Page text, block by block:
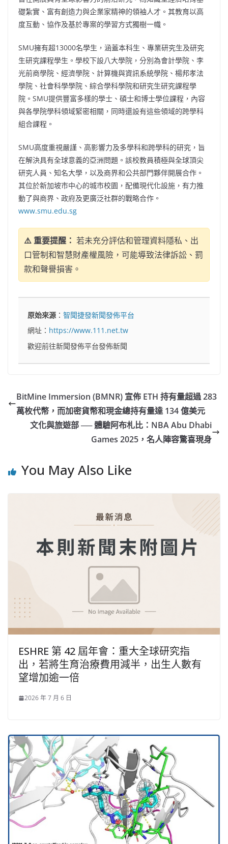
礎紮實、富有創造力與企業家精神的領袖人才。其教育以高
度互動、協作及基於專案的學習方式獨樹一幟。
SMU擁有超13000名學生，涵蓋本科生、專業研究生及研究
生研究課程學生。學校下設八大學院，分別為會計學院、李
光前商學院、經濟學院、計算機與資訊系統學院、楊邦孝法
學院、社會科學學院、綜合學科學院和研究生研究課程學
院。SMU提供豐富多樣的學士、碩士和博士學位課程，內容
與各學院學科領域緊密相關，同時還設有這些領域的跨學科
組合課程。
SMU高度重視嚴謹、高影響力及多學科和跨學科的研究，旨
在解決具有全球意義的亞洲問題。該校教員積極與全球頂尖
研究人員、知名大學，以及商界和公共部門夥伴開展合作。
其位於新加坡市中心的城市校園，配備現代化設施，有力推
動了與商界、政府及更廣泛社群的戰略合作。
www.smu.edu.sg
⚠️ 重要提醒： 若未充分評估和管理資料隱私、出
口管制和智慧財產權風險，可能導致法律訴訟、罰
款和聲譽損害。
原始來源 ：智聞捷發新聞發佈平台
網址： https://www.111.net.tw
歡迎前往新聞發佈平台發佈新聞
BitMine Immersion (BMNR) 宣佈 ETH 持有量超過 283
萬枚代幣，而加密貨幣和現金總持有量達 134 億美元
文化與旅遊部 ── 體驗阿布札比：NBA Abu Dhabi
Games 2025，名人陣容驚喜現身
You May Also Like
ESHRE 第 42 屆年會：重大全球研究指
出，若將生育治療費用減半，出生人數有
望增加逾一倍
2026 年 7 月 6 日